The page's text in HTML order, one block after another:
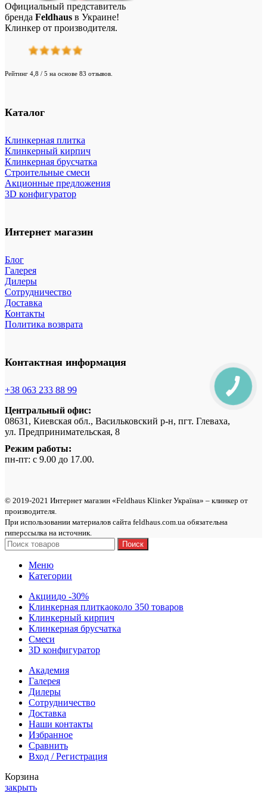
Официальный представитель
бренда Feldhaus в Украине!
Клинкер от производителя.
Рейтинг 4,8 / 5 на основе 83 отзывов.
Каталог
Клинкерная плитка
Клинкерный кирпич
Клинкерная брусчатка
Строительные смеси
Акционные предложения
3D конфигуратор
Интернет магазин
Блог
Галерея
Дилеры
Сотрудничество
Доставка
Контакты
Политика возврата
Контактная информация
+38 063 233 88 99
Центральный офис:
08631, Киевская обл., Васильковский р-н, пгт. Глеваха,
ул. Предпринимательская, 8
Режим работы:
пн-пт: с 9.00 до 17.00.
© 2019-2021 Интернет магазин «Feldhaus Klinker Україна» – клинкер от
производителя.
При использовании материалов сайта feldhaus.com.ua обязательна
гиперссылка на источник.
Поиск
Меню
Категории
Акциидо -30%
Клинкерная плиткаоколо 350 товаров
Клинкерный кирпич
Клинкерная брусчатка
Смеси
3D конфигуратор
Академия
Галерея
Дилеры
Сотрудничество
Доставка
Наши контакты
Избранное
Сравнить
Вход / Регистрация
Корзина
закрыть